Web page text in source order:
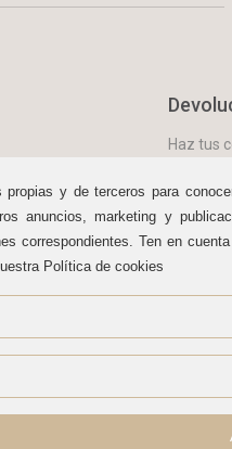
Haz tus
propias y de terceros para
anuncios, marketing y
correspondientes. Ten en
Política de cookies